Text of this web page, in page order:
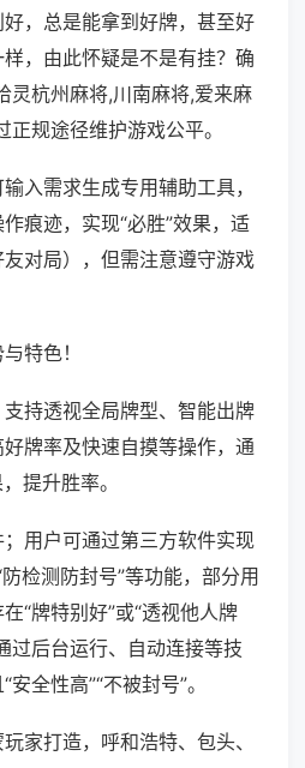
，总是能拿到好牌，甚至好
，由此怀疑是不是有挂？确
灵杭州麻将,川南麻将,爱来麻
规途径维护游戏公平。
入需求生成专用辅助工具，
痕迹，实现“必胜”效果，适
对局），但需注意遵守游戏
特色！
持透视全局牌型、智能出牌
牌率及快速自摸等操作，通
提升胜率。
用户可通过第三方软件实现
防检测防封号”等功能，部分用
“牌特别好”或“透视他人牌
过后台运行、自动连接等技
全性高”“不被封号”。
家打造，呼和浩特、包头、